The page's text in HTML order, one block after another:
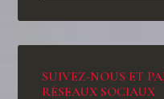
SUIVEZ-NOUS ET
RÉSEAUX SOCIAUX